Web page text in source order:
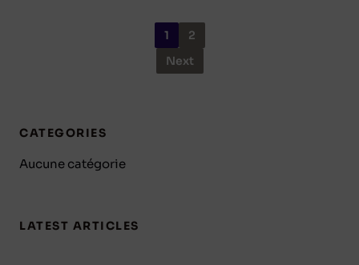
1
2
Next
CATEGORIES
Aucune catégorie
LATEST ARTICLES